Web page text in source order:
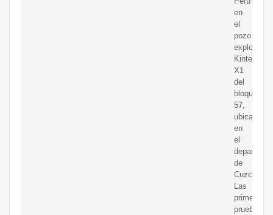
en
el
pozo
Kinteroni
X1
del
bloque
57,
ubicado
en
el
de
Cuzco.
Las
primeras
pruebas